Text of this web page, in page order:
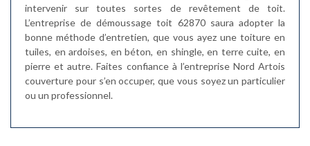
intervenir sur toutes sortes de revêtement de toit.
L’entreprise de démoussage toit 62870 saura adopter la
bonne méthode d’entretien, que vous ayez une toiture en
tuiles, en ardoises, en béton, en shingle, en terre cuite, en
pierre et autre. Faites confiance à l’entreprise Nord Artois
couverture pour s’en occuper, que vous soyez un particulier
ou un professionnel.